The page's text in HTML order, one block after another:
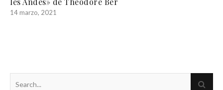
14 marzo, 2021